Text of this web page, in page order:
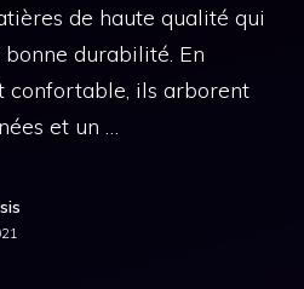
de haute qualité qui
durabilité. En
confortable, ils arborent
et un …